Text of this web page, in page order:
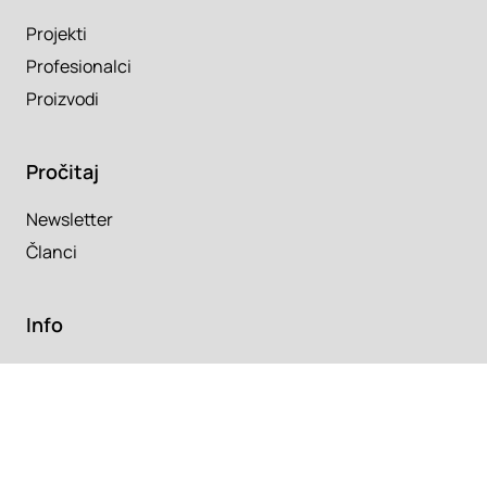
Projekti
Profesionalci
Proizvodi
Pročitaj
Newsletter
Članci
Info
O nama